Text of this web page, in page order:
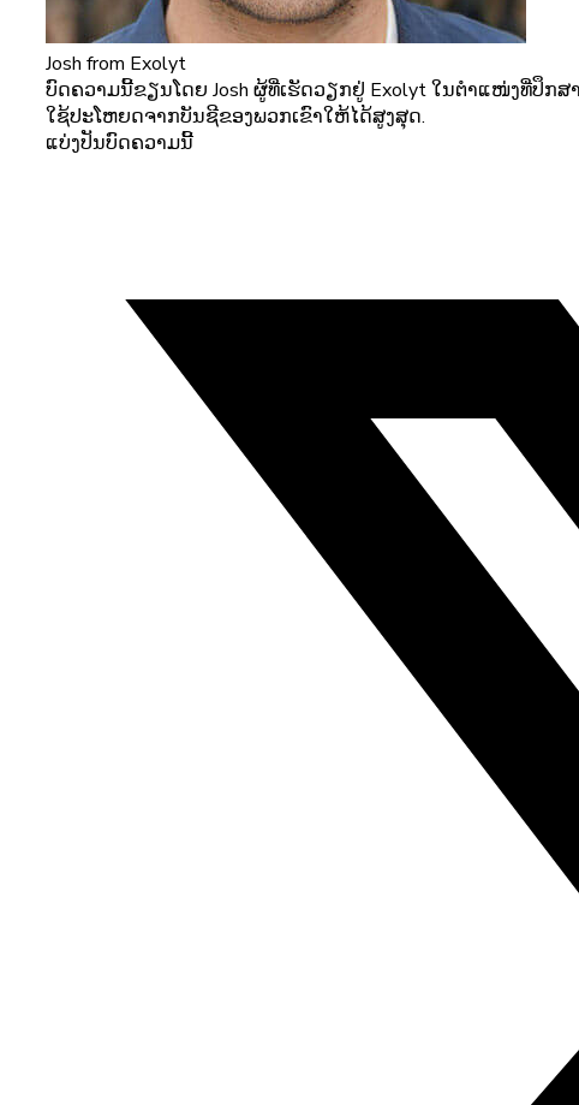
Josh from Exolyt
ບົດຄວາມນີ້ຂຽນໂດຍ Josh ຜູ້ທີ່ເຮັດວຽກຢູ່ Exolyt ໃນຕໍາແໜ່ງທີ່ປຶກ
ໃຊ້ປະໂຫຍດຈາກບັນຊີຂອງພວກເຂົາໃຫ້ໄດ້ສູງສຸດ.
ແບ່ງປັນບົດຄວາມນີ້